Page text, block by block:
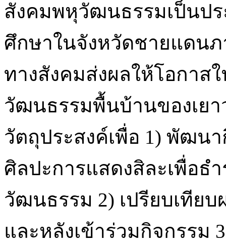
สังคมพหุวัฒนธรรมเป็นป
ศึกษาในจังหวัดชายแดนภ
ทางสังคมส่งผลให้โอกาส
วัฒนธรรมพื้นบ้านของเย
วัตถุประสงค์เพื่อ 1) พัฒน
ศิลปะการแสดงสิละเพื่อ
วัฒนธรรม 2) เปรียบเทีย
และหลังเข้าร่วมกิจกรรม